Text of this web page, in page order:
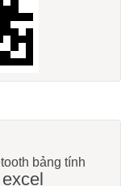
bảng tính
excel